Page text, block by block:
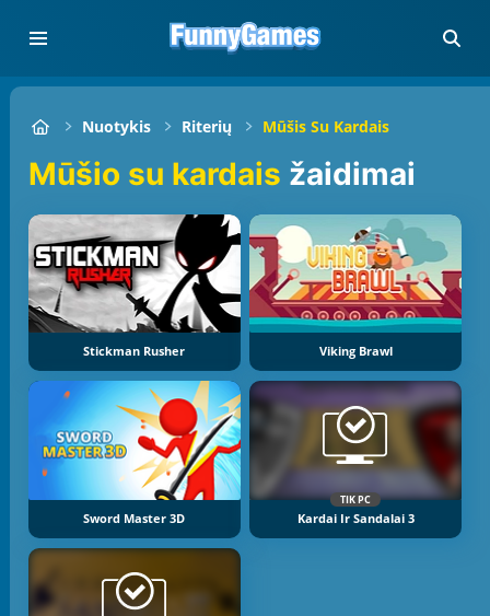
Nuotykis Riterių Mūšis Su Kardais
Mūšio su kardais žaidimai
Stickman Rusher Viking Brawl
Sword Master 3D
TIK PC
Kardai Ir Sandalai 3